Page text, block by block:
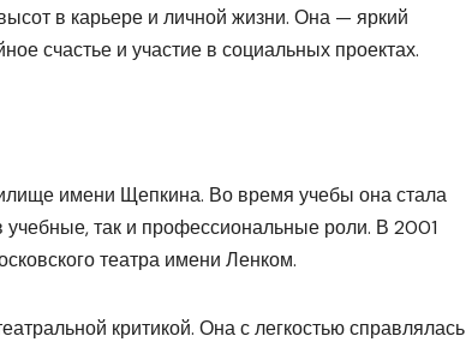
в карьере и личной жизни. Она — яркий
счастье и участие в социальных проектах.
имени Щепкина. Во время учебы она стала
учебные, так и профессиональные роли. В 2001
театра имени Ленком.
критикой. Она с легкостью справлялась